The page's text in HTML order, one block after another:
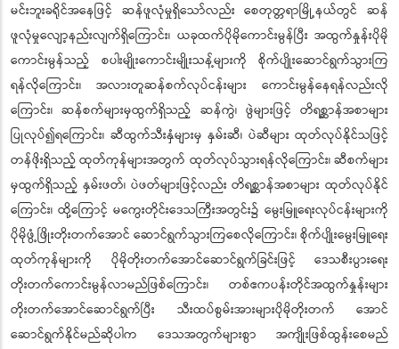
မင်းဘူးခရိုင်အနေဖြင့် ဆန်ဖူလုံမှုရှိသော်လည်း စေတုတ္တရာမြို့နယ်တွင် ဆန်
ဖူလုံမှုလျော့နည်းလျက်ရှိကြောင်း၊ ယခုထက်ပိုမိုကောင်းမွန်ပြီး အထွက်နှုန်းပိုမို
ကောင်းမွန်သည့် စပါးမျိုးကောင်းမျိုးသန့်များကို စိုက်ပျိုးဆောင်ရွက်သွားကြ
ရန်လိုကြောင်း၊ အလားတူဆန်စက်လုပ်ငန်းများ ကောင်းမွန်နေရန်လည်းလို
ကြောင်း၊ ဆန်စက်များမှထွက်ရှိသည့် ဆန်ကွဲ၊ ဖွဲများဖြင့် တိရစ္ဆာန်အစာများ
ပြုလုပ်၍ရကြောင်း၊ ဆီထွက်သီးနှံများမှ နှမ်းဆီ၊ ပဲဆီများ ထုတ်လုပ်နိုင်သဖြင့်
တန်ဖိုးရှိသည့် ထုတ်ကုန်များအတွက် ထုတ်လုပ်သွားရန်လိုကြောင်း၊ ဆီစက်များ
မှထွက်ရှိသည့် နှမ်းဖတ်၊ ပဲဖတ်များဖြင့်လည်း တိရစ္ဆာန်အစာများ ထုတ်လုပ်နိုင်
ကြောင်း၊ ထို့ကြောင့် မကွေးတိုင်းဒေသကြီးအတွင်း၌ မွေးမြူရေးလုပ်ငန်းများကို
ပိုမိုဖွံ့ဖြိုးတိုးတက်အောင် ဆောင်ရွက်သွားကြစေလိုကြောင်း၊ စိုက်ပျိုးမွေးမြူရေး
ထုတ်ကုန်များကို ပိုမိုတိုးတက်အောင်ဆောင်ရွက်ခြင်းဖြင့် ဒေသစီးပွားရေး
တိုးတက်ကောင်းမွန်လာမည်ဖြစ်ကြောင်း၊ တစ်ဧကပန်းတိုင်အထွက်နှုန်းများ
တိုးတက်အောင်ဆောင်ရွက်ပြီး သီးထပ်စွမ်းအားများပိုမိုတိုးတက် အောင်
ဆောင်ရွက်နိုင်မည်ဆိုပါက ဒေသအတွက်များစွာ အကျိုးဖြစ်ထွန်းစေမည်